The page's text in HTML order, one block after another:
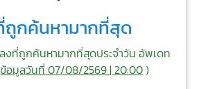
ถูกค้นหามากที่สุด
ที่ถูกค้นหามากที่สุดประจำวัน อัพเดท
ข้อมูลวันที่ 07/08/2569 | 20:00)